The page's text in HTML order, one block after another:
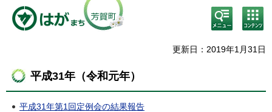
検
索・
メニ
コン
テン
ニュ
更新日：2019年1月31日
平成31年（令和元年）
平成31年第1回定例会の結果報告